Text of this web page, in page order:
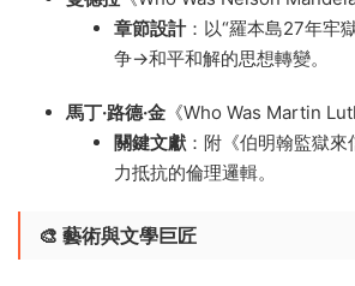
章節設計：以“羅本島27年牢
争→和平和解的思想轉變。
馬丁·路德·金 《Who Was Martin
關鍵文獻 ：附《伯明翰監獄
力抵抗的倫理邏輯。
🎨 藝術與文學巨匠